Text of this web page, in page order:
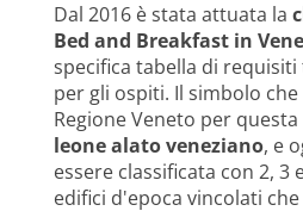
Dal 2016 è stata attuata la
Bed and Breakfast in
specifica tabella di requisiti
per gli ospiti. Il simbolo
Regione Veneto per
leone alato veneziano, e
essere classificata con 2, 3
edifici d'epoca vincolati